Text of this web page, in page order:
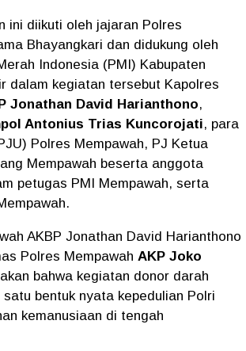
ini diikuti oleh jajaran Polres
Bhayangkari dan didukung oleh
Indonesia (PMI) Kabupaten
dalam kegiatan tersebut Kapolres
Jonathan David Harianthono,
Antonius Trias Kuncorojati, para
Polres Mempawah, PJ Ketua
Mempawah beserta anggota
petugas PMI Mempawah, serta
AKBP Jonathan David Harianthono
Polres Mempawah AKP Joko
bahwa kegiatan donor darah
satu bentuk nyata kepedulian Polri
kemanusiaan di tengah